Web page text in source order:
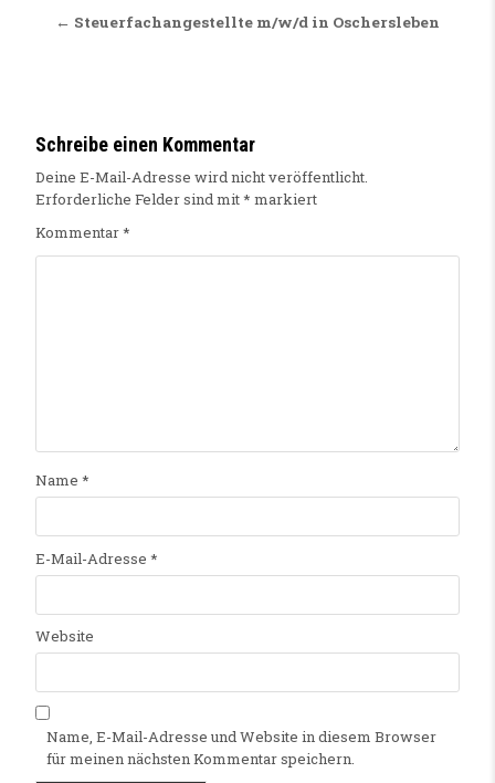
← Steuerfachangestellte m/w/d in Oschersleben
Schreibe einen Kommentar
Deine E-Mail-Adresse wird nicht veröffentlicht.
Erforderliche Felder sind mit* markiert
Kommentar*
Name *
E-Mail-Adresse *
Website
Name, E-Mail-Adresse und Website in diesem Browser
für meinen nächsten Kommentar speichern.